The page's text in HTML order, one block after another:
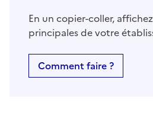
En un copier-coller,
principales de votre
Comment faire ?